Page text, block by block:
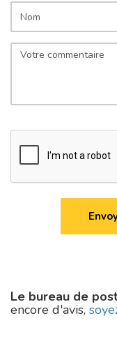
Le bureau de
encore d'avis,